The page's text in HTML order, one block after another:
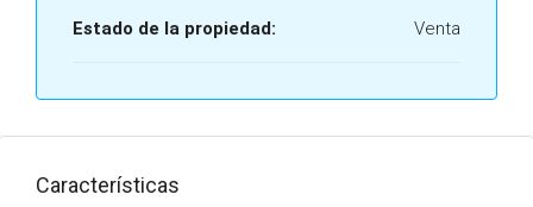
Estado de la propiedad: Venta
Características